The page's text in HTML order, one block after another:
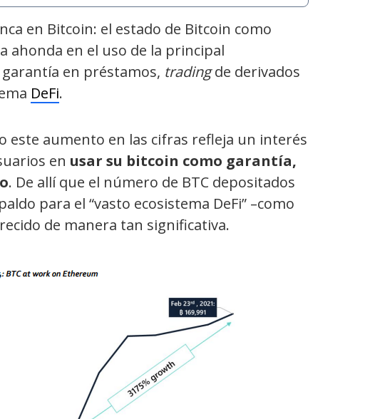
en Bitcoin: el estado de Bitcoin como
ahonda en el uso de la principal
en préstamos, tradingde derivados
DeFi.
este aumento en las cifras refleja un interés
en usar su bitcoin como garantía,
. De allí que el número de BTC depositados
para el “vasto ecosistema DeFi” –como
de manera tan significativa.